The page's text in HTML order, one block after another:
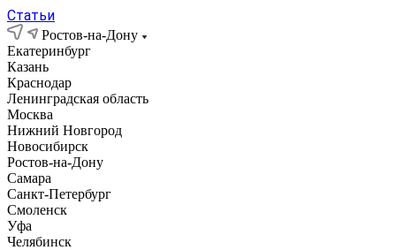
Статьи
Ростов-на-Дону
Екатеринбург
Казань
Краснодар
Ленинградская область
Москва
Нижний Новгород
Новосибирск
Ростов-на-Дону
Самара
Санкт-Петербург
Смоленск
Уфа
Челябинск